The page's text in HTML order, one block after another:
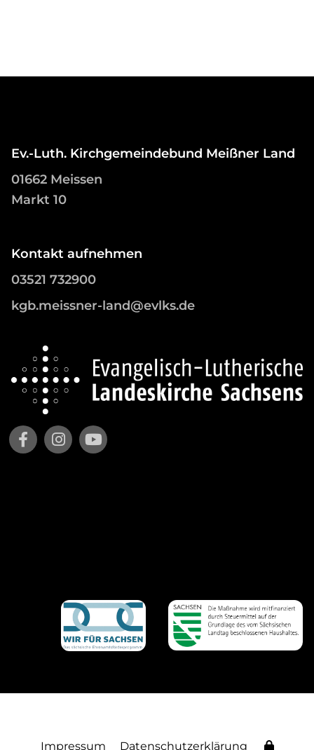
Ev.-Luth. Kirchgemeindebund Meißner Land
01662 Meissen
Markt 10
Kontakt aufnehmen
03521 732900
kgb.meissner-land@evlks.de
Impressum Datenschutzerklärung